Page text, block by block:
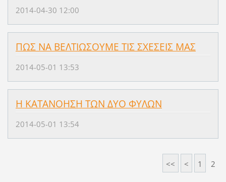
2014-04-30 12:00
ΠΩΣ ΝΑ ΒΕΛΤΙΩΣΟΥΜΕ ΤΙΣ ΣΧΕΣΕΙΣ ΜΑΣ
2014-05-01 13:53
Η ΚΑΤΑΝΟΗΣΗ ΤΩΝ ΔΥΟ ΦΥΛΩΝ
2014-05-01 13:54
<< < 1 2